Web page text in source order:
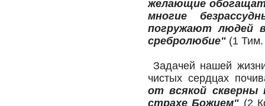
желающие
многие
погружают людей
сребролюбие" (1
Задачей нашей
чистых сердцах
от всякой
страхе Божием" (2